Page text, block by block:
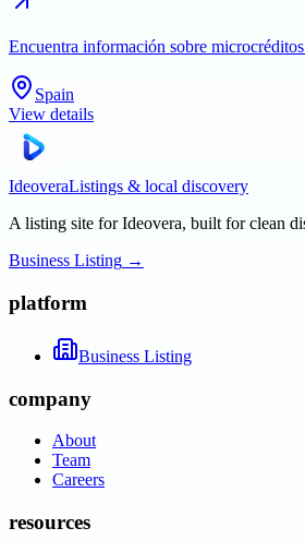
Encuentra información sobre
Spain
View details
IdeoveraListings & local discovery
A listing site for Ideovera, built for clean
Business Listing →
platform
Business Listing
company
About
Team
Careers
resources